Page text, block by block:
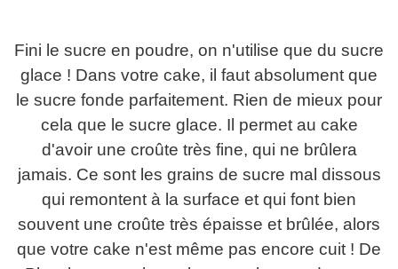
Fini le sucre en poudre, on n'utilise que du sucre
glace ! Dans votre cake, il faut absolument que
le sucre fonde parfaitement. Rien de mieux pour
cela que le sucre glace. Il permet au cake
d'avoir une croûte très fine, qui ne brûlera
jamais. Ce sont les grains de sucre mal dissous
qui remontent à la surface et qui font bien
souvent une croûte très épaisse et brûlée, alors
que votre cake n'est même pas encore cuit ! De